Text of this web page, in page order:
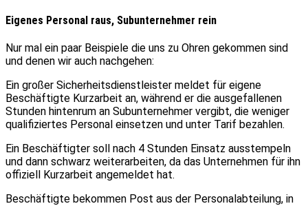
Eigenes Personal raus, Subunternehmer rein
Nur mal ein paar Beispiele die uns zu Ohren gekommen sind
und denen wir auch nachgehen:
Ein großer Sicherheitsdienstleister meldet für eigene
Beschäftigte Kurzarbeit an, während er die ausgefallenen
Stunden hintenrum an Subunternehmer vergibt, die weniger
qualifiziertes Personal einsetzen und unter Tarif bezahlen.
Ein Beschäftigter soll nach 4 Stunden Einsatz ausstempeln
und dann schwarz weiterarbeiten, da das Unternehmen für ihn
offiziell Kurzarbeit angemeldet hat.
Beschäftigte bekommen Post aus der Personalabteilung, in